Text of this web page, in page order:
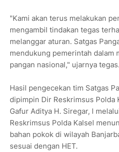
"Kami akan terus melakukan
mengambil tindakan tegas
melanggar aturan. Satgas
mendukung pemerintah dalam
pangan nasional," ujarnya tegas.
Hasil pengecekan tim Satgas
dipimpin Dir Reskrimsus Polda
Gafur Aditya H. Siregar, l
Reskrimsus Polda Kalsel
bahan pokok di wilayah
sesuai dengan HET.